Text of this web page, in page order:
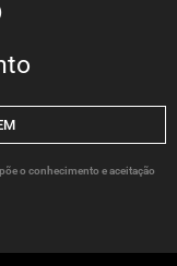
o conhecimento e aceitação